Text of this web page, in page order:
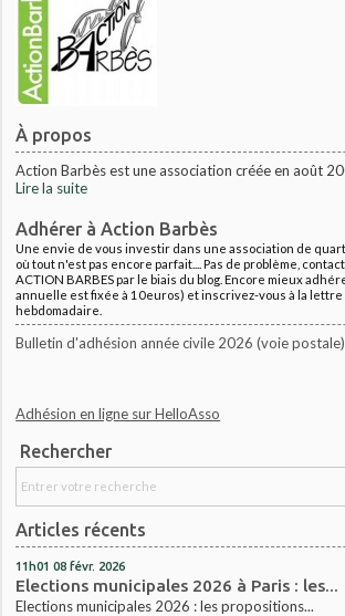
À propos
Action Barbès est une association créée en août
Lire la suite
Adhérer à Action Barbès
Une envie de vous investir dans une association de
où tout n'est pas encore parfait.... Pas de problème,
ACTION BARBES par le biais du blog. Encore mieux
annuelle est fixée à 10euros) et inscrivez-vous à la
hebdomadaire.
Bulletin d'adhésion année civile 2026 (voie postale)
Adhésion en ligne sur HelloAsso
Rechercher
Articles récents
11h01 08 févr. 2026
Elections municipales 2026 à Paris : les...
Elections municipales 2026 : les propositions...